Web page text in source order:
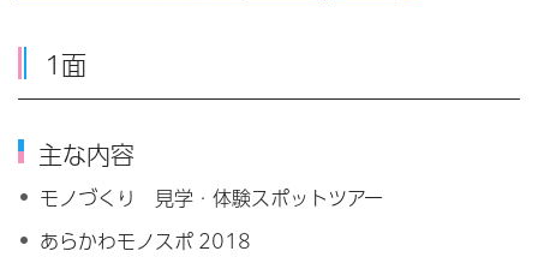
1面
主な内容
モノづくり 見学・体験スポットツアー
あらかわモノスポ 2018